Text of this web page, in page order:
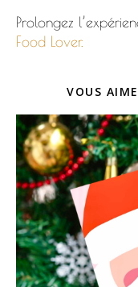
Prolongez
Food Lover.
VOUS